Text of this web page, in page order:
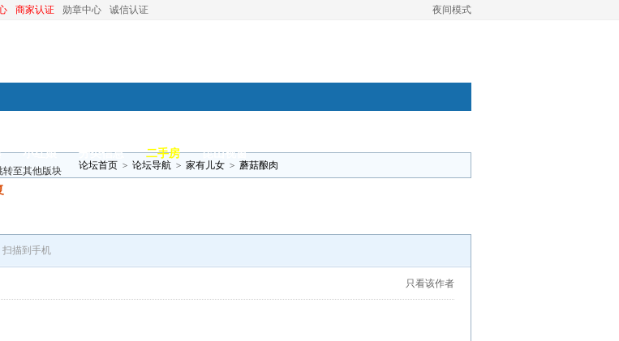
夜间模式
商家认证 勋章中心 诚信认证
小红娘 分类信息 二手房 昆山视窗
论坛首页 > 论坛导航 > 家有儿女 > 蘑菇酿肉
扫描到手机
只看该作者